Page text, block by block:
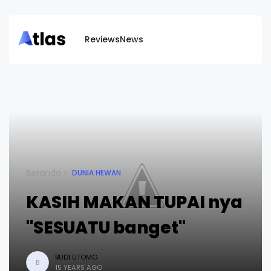
ReviewsNews
Beranda DUNIA HEWAN
KASIH MAKAN TUPAI nya
"SESUATU banget"
B
BUDI UTOMO
15 YEARS AGO